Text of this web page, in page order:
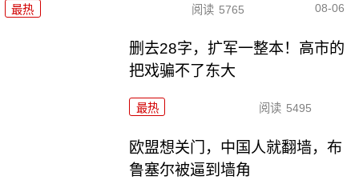
最热 阅读 5765 08-06
删去28字，扩军一整本！高市的
把戏骗不了东大
最热 阅读 5495
欧盟想关门，中国人就翻墙，布
鲁塞尔被逼到墙角